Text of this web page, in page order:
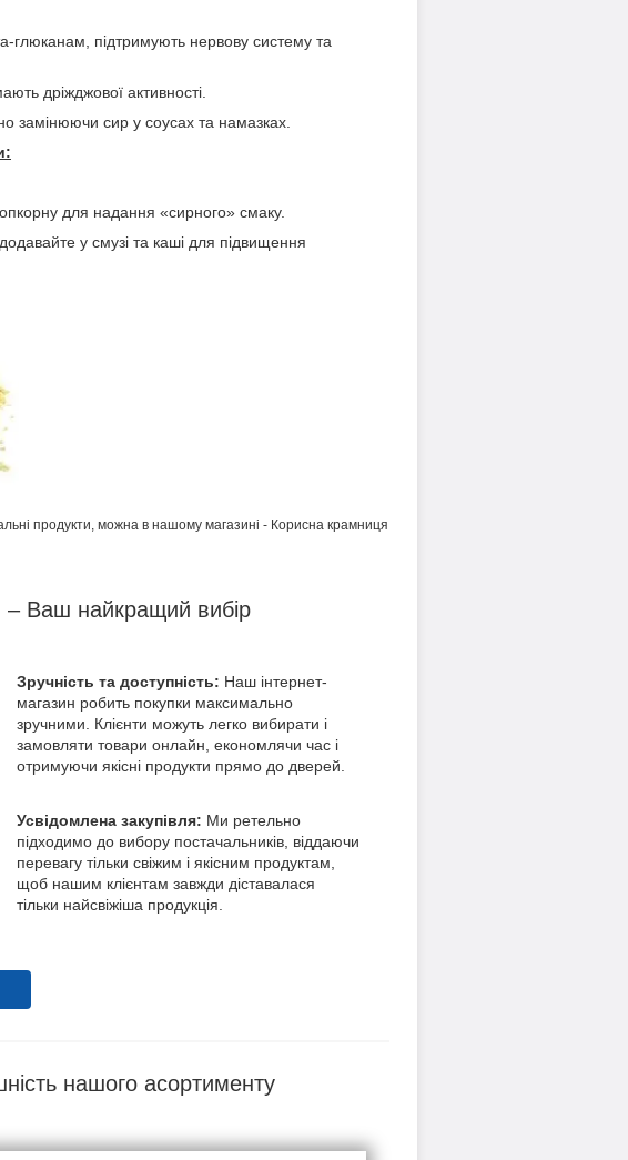
глюканам, підтримують нервову систему та
дріжджової активності.
замінюючи сир у соусах та намазках.
для надання «сирного» смаку.
у смузі та каші для підвищення
продукти, можна в нашому магазині - Корисна крамниця
– Ваш найкращий вибір
Зручність та доступність: Наш інтернет-
магазин робить покупки максимально
зручними. Клієнти можуть легко вибирати і
замовляти товари онлайн, економлячи час і
отримуючи якісні продукти прямо до дверей.
Усвідомлена закупівля: Ми ретельно
підходимо до вибору постачальників, віддаючи
перевагу тільки свіжим і якісним продуктам,
щоб нашим клієнтам завжди діставалася
тільки найсвіжіша продукція.
нашого асортименту